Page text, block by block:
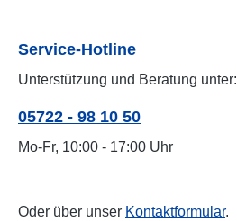
Service-Hotline
Unterstützung und Beratung unter:
05722 - 98 10 50
Mo-Fr, 10:00 - 17:00 Uhr
Oder über unser Kontaktformular.